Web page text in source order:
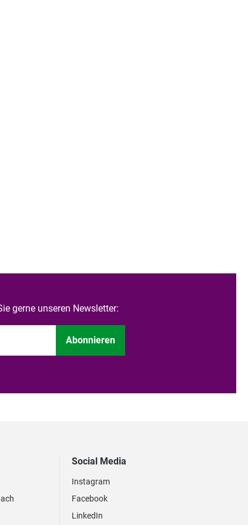
gerne unseren Newsletter:
Abonnieren
Social Media
Instagram
Facebook
LinkedIn